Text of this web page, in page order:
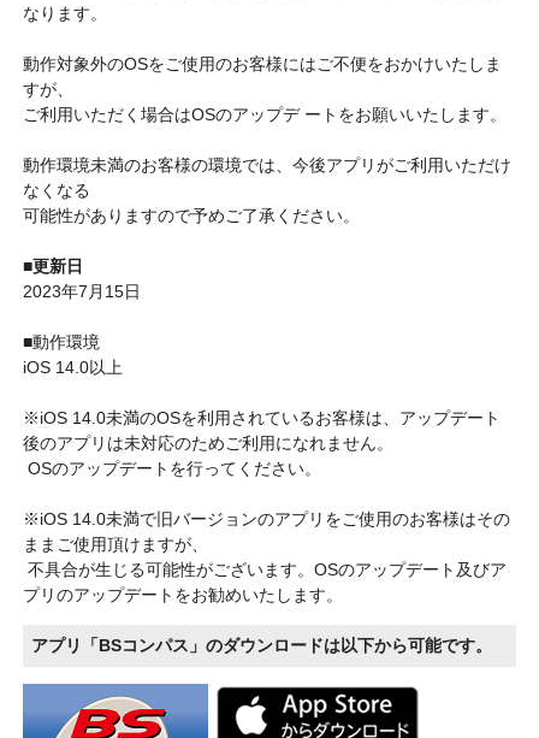
なります。
動作対象外のOSをご使用のお客様にはご不便をおかけいたしま
すが、
ご利用いただく場合はOSのアップデ ートをお願いいたします。
動作環境未満のお客様の環境では、今後アプリがご利用いただけ
なくなる
可能性がありますので予めご了承ください。
■更新日
2023年7月15日
■動作環境
iOS 14.0以上
※iOS 14.0未満のOSを利用されているお客様は、アップデート
後のアプリは未対応のためご利用になれません。
OSのアップデートを行ってください。
※iOS 14.0未満で旧バージョンのアプリをご使用のお客様はその
ままご使用頂けますが、
不具合が生じる可能性がございます。OSのアップデート及びア
プリのアップデートをお勧めいたします。
アプリ「BSコンパス」のダウンロードは以下から可能です。